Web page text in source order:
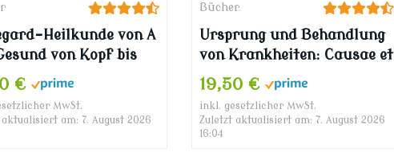
Heilkunde von A
von Kopf bis
€
MwSt.
am: 7. August 2026
Bücher
Ursprung und Behandlung
von Krankheiten: Causae et
Curae (Hildegard von
Bingen-Werke)
19,50 €
inkl. gesetzlicher MwSt.
Zuletzt aktualisiert am: 7. August 2026
16:04